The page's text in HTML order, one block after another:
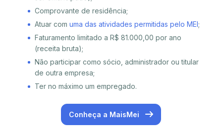
Comprovante de residência;
Atuar com uma das atividades permitidas pelo MEI;
Faturamento limitado a R$ 81.000,00 por ano
(receita bruta);
Não participar como sócio, administrador ou titular
de outra empresa;
Ter no máximo um empregado.
Conheça a MaisMei